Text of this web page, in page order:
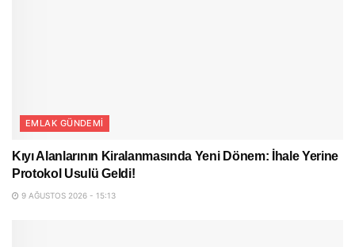
EMLAK GÜNDEMI
Kıyı Alanlarının Kiralanmasında Yeni Dönem: İhale Yerine
Protokol Usulü Geldi!
9 AĞUSTOS 2026 - 15:13